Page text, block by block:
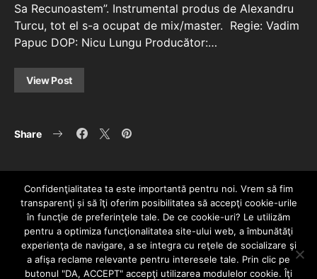
Sa Recunoastem”. Instrumental produs de Alexandru
Turcu, tot el s-a ocupat de mix/master. Regie: Vadim
Papuc DOP: Nicu Lungu Producător:…
View Post
Share
HOME CONTACT POLITICĂ DE CONFIDENȚIALITATE
Confidenţialitatea ta este importantă pentru noi. Vrem să fim
transparenţi și să îţi oferim posibilitatea să accepţi cookie-urile
în funcţie de preferinţele tale. De ce cookie-uri? Le utilizăm
pentru a optimiza funcţionalitatea site-ului web, a îmbunătăţi
experienţa de navigare, a se integra cu reţele de socializare şi
a afişa reclame relevante pentru interesele tale. Prin clic pe
butonul "DA, ACCEPT" accepţi utilizarea modulelor cookie. Îţi